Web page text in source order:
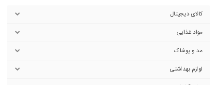
کالای دیجیتال
مواد غذایی
مد و پوشاک
لوازم بهداشتی